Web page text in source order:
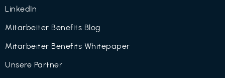
LinkedIn
Mitarbeiter Benefits Blog
Mitarbeiter Benefits Whitepaper
Unsere Partner